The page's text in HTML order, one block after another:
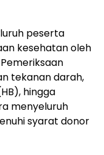
peserta
kesehatan oleh
tekanan darah,
hingga
menyeluruh
syarat donor